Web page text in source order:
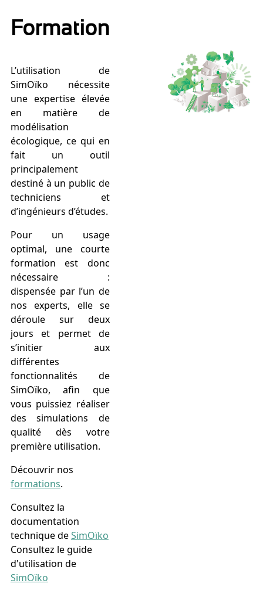
Formation
L’utilisation de
SimOïko nécessite
une expertise élevée
en matière de
modélisation
écologique, ce qui en
fait un outil
principalement
destiné à un public de
techniciens et
d’ingénieurs d’études.
Pour un usage
optimal, une courte
formation est donc
nécessaire :
dispensée par l’un de
nos experts, elle se
déroule sur deux
jours et permet de
s’initier aux
différentes
fonctionnalités de
SimOïko, afin que
vous puissiez réaliser
des simulations de
qualité dès votre
première utilisation.
Découvrir nos
formations.
Consultez la
documentation
technique deSimOïko
Consultez le guide
d'utilisation de
SimOïko